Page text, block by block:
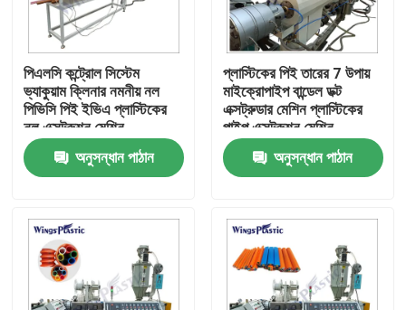
পণ্য
আমাদের সম্পর্কে
পিএলসি কন্ট্রোল সিস্টেম
ভ্যাকুয়াম ক্লিনার নমনীয় নল
পিভিসি পিই ইভিএ প্লাস্টিকের
নল এক্সট্রুশন মেশিন
অনুসন্ধান পাঠান
প্লাস্টিকের পিই তারের 7 উপায়
মাইক্রোপাইপ বান্ডেল ডক্ট
এক্সট্রুডার মেশিন প্লাস্টিকের
পাইপ এক্সট্রুশন মেশিন
অনুসন্ধান পাঠান